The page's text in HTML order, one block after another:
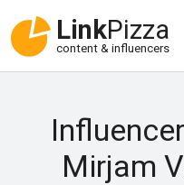
LinkPizza
content & influencers
Mirjam